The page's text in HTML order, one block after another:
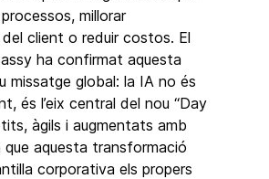
millorar
del client o reduir costos. El
ha confirmat aquesta
missatge global: la IA no és
és l’eix central del nou “Day
àgils i augmentats amb
que aquesta transformació
corporativa els propers